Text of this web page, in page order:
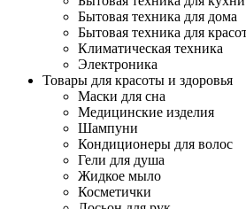
Бытовая техника для дома
Бытовая техника для
Климатическая техника
Электроника
Товары для красоты и здоровья
Маски для сна
Медицинские изделия
Шампуни
Кондиционеры для волос
Гели для душа
Жидкое мыло
Косметички